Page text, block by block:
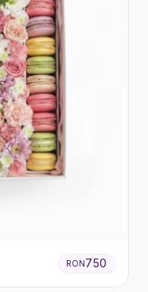
RON750